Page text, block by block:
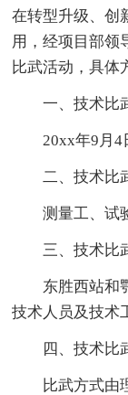
在转型升级、创
用，经项目部领
比武活动，具体
一、技术比
20xx年9月4
二、技术比
测量工、试验
三、技术比
东胜西站和鄂
技术人员及技术
四、技术比
比武方式由理